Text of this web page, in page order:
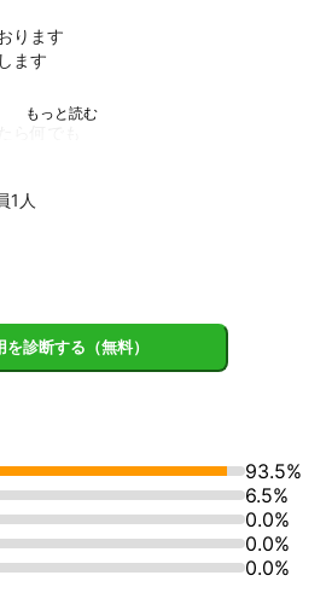
ります
ます
て参ります
だと･･･
であります
上げます
業など
ます
1 人
を診断する（無料）
93.5%
6.5%
0.0%
0.0%
0.0%